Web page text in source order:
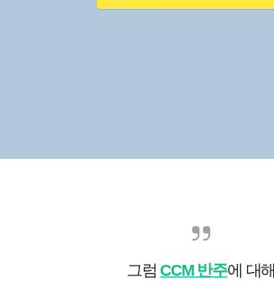
그럼CCM 반주에 대해